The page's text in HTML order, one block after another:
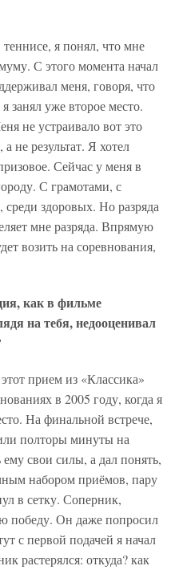
я понял, что мне
С этого момента начал
меня, говоря, что
занял уже второе место.
не устраивало вот это
не результат. Я хотел
Сейчас у меня в
С грамотами, с
здоровых. Но разряда
мне разряда. Впрямую
возить на соревнования,
как в фильме
на тебя, недооценивал
прием из «Классика»
в 2005 году, когда я
На финальной встрече,
полторы минуты на
свои силы, а дал понять,
набором приёмов, пару
в сетку. Соперник,
победу. Он даже попросил
с первой подачей я начал
растерялся: откуда? как